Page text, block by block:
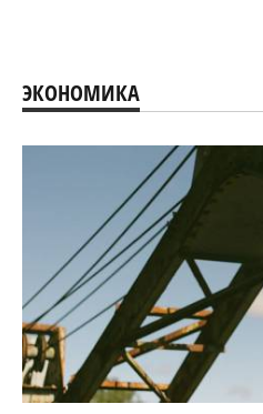
ЭКОНОМИКА